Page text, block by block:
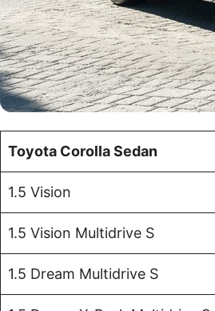
Toyota Corolla Sedan
1.5 Vision
1.5 Vision Multidrive S
1.5 Dream Multidrive S